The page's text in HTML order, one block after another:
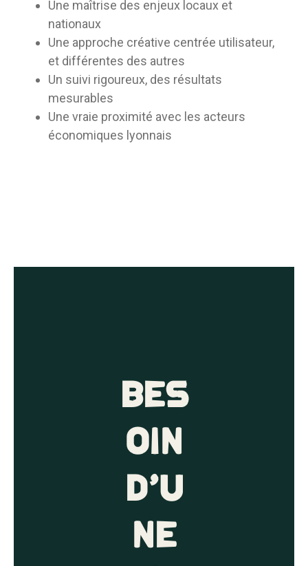
Une maîtrise des enjeux locaux et
nationaux
Une approche créative centrée utilisateur,
et différentes des autres
Un suivi rigoureux, des résultats
mesurables
Une vraie proximité avec les acteurs
économiques lyonnais
Bes
oin
d’u
ne